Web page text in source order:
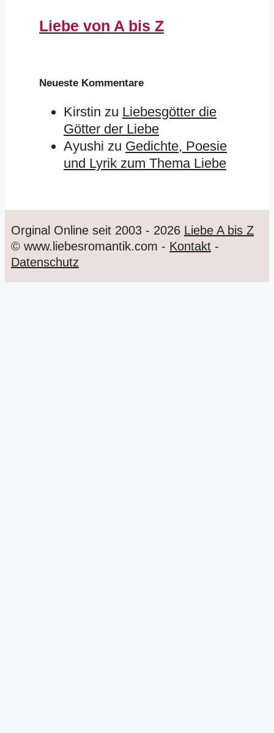
Liebe von A bis Z
Neueste Kommentare
Kirstin zu Liebesgötter die
Götter der Liebe
Ayushi zu Gedichte, Poesie
und Lyrik zum Thema Liebe
Orginal Online seit 2003 - 2026 Liebe A bis Z
© www.liebesromantik.com - Kontakt -
Datenschutz